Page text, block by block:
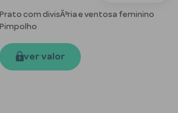
Prato com divisÃ³ria e ventosa feminino
Pimpolho
ver valor